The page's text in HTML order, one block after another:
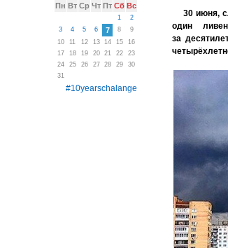
30 июня,
один
за
Пн Вт Ср Чт Пт Сб Вс
1
2
3
4 5 6 7 8
9
10
11 12 13 14 15
16
17
18 19 20 21 22
23
24
25 26 27 28 29
30
31
#10yearschalange